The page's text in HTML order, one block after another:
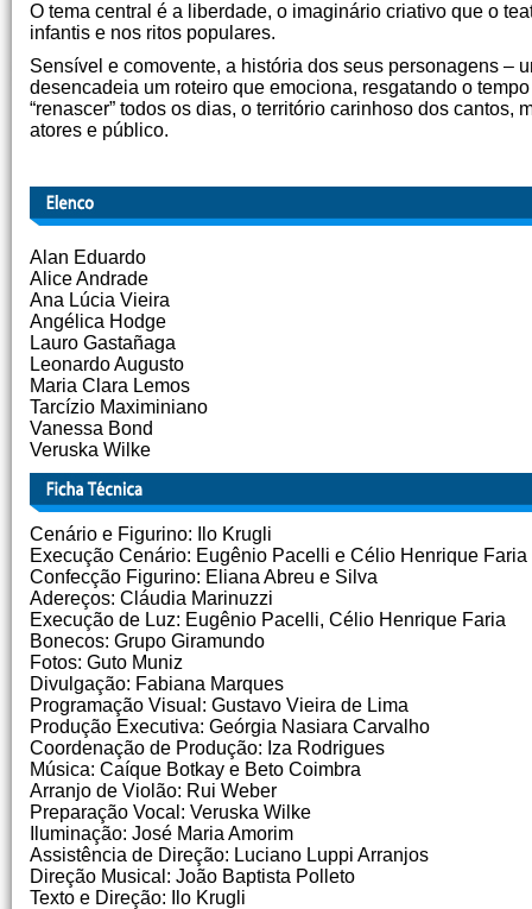
O tema central é a liberdade, o imaginário criativo que o
infantis e nos ritos populares.
Sensível e comovente, a história dos seus personagens –
desencadeia um roteiro que emociona, resgatando o
“renascer” todos os dias, o território carinhoso dos
atores e público.
Alan Eduardo
Alice Andrade
Ana Lúcia Vieira
Angélica Hodge
Lauro Gastañaga
Leonardo Augusto
Maria Clara Lemos
Tarcízio Maximiniano
Vanessa Bond
Veruska Wilke
Cenário e Figurino: Ilo Krugli
Execução Cenário: Eugênio Pacelli e Célio Henrique Faria
Confecção Figurino: Eliana Abreu e Silva
Adereços: Cláudia Marinuzzi
Execução de Luz: Eugênio Pacelli, Célio Henrique Faria
Bonecos: Grupo Giramundo
Fotos: Guto Muniz
Divulgação: Fabiana Marques
Programação Visual: Gustavo Vieira de Lima
Produção Executiva: Geórgia Nasiara Carvalho
Coordenação de Produção: Iza Rodrigues
Música: Caíque Botkay e Beto Coimbra
Arranjo de Violão: Rui Weber
Preparação Vocal: Veruska Wilke
Iluminação: José Maria Amorim
Assistência de Direção: Luciano Luppi Arranjos
Direção Musical: João Baptista Polleto
Texto e Direção: Ilo Krugli